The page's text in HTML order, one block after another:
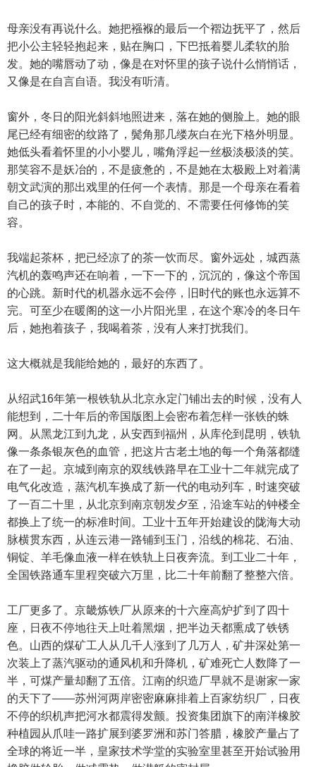
母亲没有再说什么。她把襁褓的最后一个褶边抚平了，然后
把小公主轻轻抱起来，贴在胸口，下巴抵着婴儿柔软的胎
发。她的嘴唇动了动，像是在对怀里的孩子说什么悄悄话，
又像是在自言自语。我没有听清。
窗外，冬日的阳光斜斜地照进来，落在她的侧脸上。她的眼
尾已经有细密的纹路了，鬓角那几缕灰白在光下格外明显。
她低头看着怀里的小小婴儿，嘴角浮起一丝极淡极淡的笑。
那笑容不是妖冶的，不是疲惫的，不是她在太极殿上对着满
朝文武演的那出戏里的任何一个表情。那是一个母亲在看着
自己的孩子时，本能的、不自觉的、不需要任何修饰的笑
容。
我端起茶杯，把已经凉了的茶一饮而尽。窗外远处，城西蒸
汽机的轰鸣声还在响着，一下一下的，沉沉的，像这个帝国
的心跳。新时代的机器永远不会停，旧时代的账也永远算不
完。可至少在暖阁的这一小片阳光里，在这个寒冷的冬日午
后，她抱着孩子，我喝着茶，没有人来打扰我们。
这大概就是我能给她的，最好的东西了。
从绍武16年第一根铁轨从北京永定门铺出去的时候，没有人
能想到，二十年后的帝国版图上会密布着怎样一张铁的蛛
网。从黑龙江到九龙，从安西到福州，从库伦到昆明，铁轨
像一条条银灰色的血管，把这片古老土地的每一个角落都缝
在了一起。京城到南京的双线铁路早在工业十二年就完成了
电气化改造，蒸汽机车换成了新一代的电动列车，时速突破
了一百二十里，从北京到南京朝发夕至，沿途车站的钟楼全
都换上了统一的标准时间。工业十五年开始建设的陇海大动
脉横贯东西，从连云港一路铺到玉门，沿线的棉花、石油、
铜锭、羊毛像血液一样在铁轨上日夜奔流。到工业二十年，
全国铁路通车里程突破六万里，比二十年前翻了整整六倍。
工厂更多了。京畿炼铁厂从原来的十六座高炉扩到了四十
座，日夜不停地往天上吐着黑烟，把半边天都熏成了铁锈
色。山西的煤矿工人从几千人涨到了几万人，矿井深处第一
次装上了蒸汽驱动的通风机和升降机，矿难死亡人数降了一
半，可煤产量却翻了五倍。江南的织造厂早就不是谢家一家
的天下了——苏州河两岸密密麻麻排着上百家纺织厂，日夜
不停的织机声把河水都震得发颤。投资集团旗下的南洋橡胶
种植园从爪哇一路扩展到婆罗洲和苏门答腊，橡胶产量占了
全球的将近一半，皇家技术学堂的实验室里甚至开始试验用